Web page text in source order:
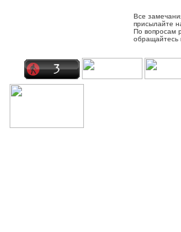
Все
присылайте
По вопросам
обращайтесь